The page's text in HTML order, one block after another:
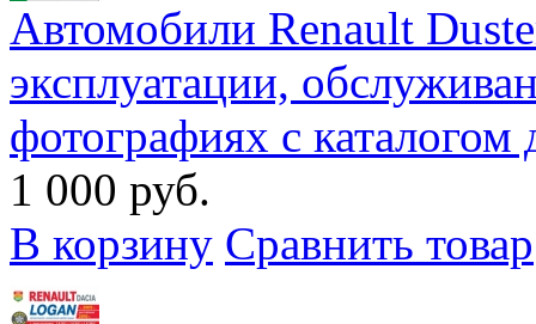
Автомобили Renault
эксплуатации,
фотографиях с каталогом
1 000 руб.
В корзину Сравнить товар